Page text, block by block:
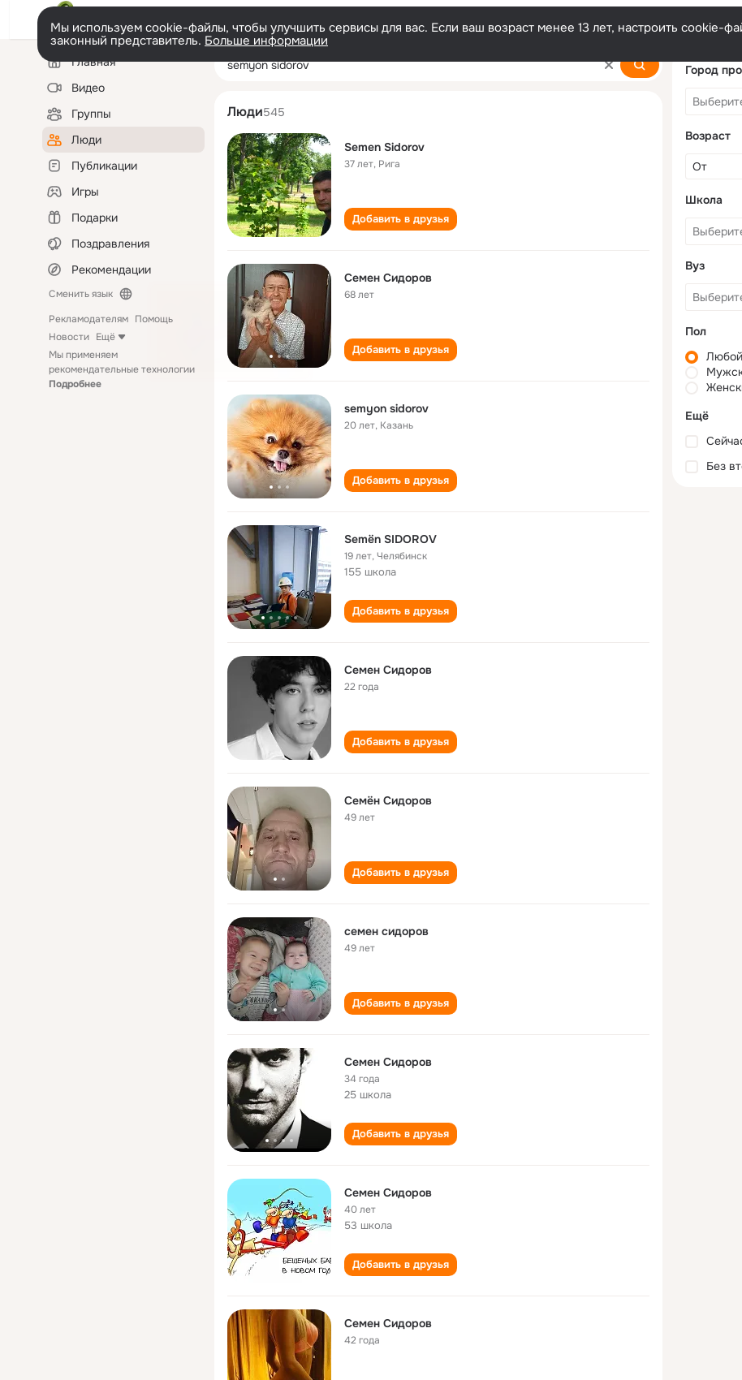
Мы используем cookie-файлы, чтобы улучшить сервисы для вас. Если ваш возраст менее 13 лет, настроить cookie-
законный представитель. Больше информации
Левая
колонкаГлавная
Видео
Группы
Люди
Публикации
Игры
Подарки
Поздравления
Рекомендации
Сменить язык
Рекламодателям Помощь
Новости Ещё
Мы применяем
рекомендательные технологии
Подробнее
semyon sidorov
Люди545
Semen Sidorov
37 лет, Рига
Добавить в друзья
Семен Сидоров
68 лет
Добавить в друзья
semyon sidorov
20 лет, Казань
Добавить в друзья
Semën SIDOROV
19 лет,Челябинск
155 школа
Добавить в друзья
Семен Сидоров
22 года
Добавить в друзья
Семён Сидоров
49 лет
Добавить в друзья
семен сидоров
49 лет
Добавить в друзья
Семен Сидоров
34 года
25 школа
Добавить в друзья
Семен Сидоров
40 лет
53 школа
Добавить в друзья
Семен Сидоров
42 года
Город
Возраст
Школа
Вуз
Пол
Любой
Ещё
Без